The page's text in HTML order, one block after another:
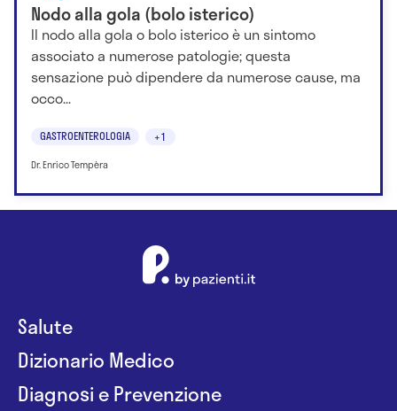
Nodo alla gola (bolo isterico)
Il nodo alla gola o bolo isterico è un sintomo
associato a numerose patologie; questa
sensazione può dipendere da numerose cause, ma
occo...
GASTROENTEROLOGIA +1
Dr. Enrico Tempèra
Salute
Dizionario Medico
Diagnosi e Prevenzione